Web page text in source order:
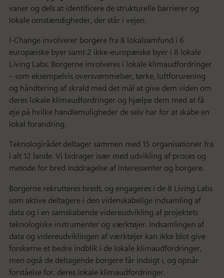
vaner og dels at identificere de strukturelle barrierer og
lokale omstændigheder, der står i vejen.
I-Change involverer borgere fra 8 lokalsamfund i 6
europæiske byer samt 2 ikke-europæiske byer i 8 lokale
Living Labs. Borgerne involveres i lokale klimaudfordringer
– som eksempelvis oversvømmelser, tørke, luftforurening
og håndtering af skrald med det mål at give dem viden om
deres lokale klimaudfordringer og hjælpe dem med at få
øje på hvilke handlemuligheder de selv har for at skabe en
lokal forandring.
Teknologirådet deltager sammen med 15 organisationer fra
i alt 12 lande. Vi bidrager især med udvikling af proces og
metode for bred inddragelse af interessenter og borgere.
Borgerne rekrutteres bredt, og engageres i de 8 Living Labs
som aktive deltagere i den videnskabelige indsamling af
data og i en samskabende videreudvikling af projektets
teknologiske instrumenter og værktøjer. Indsamlingen af
data og videreudviklingen af værktøjer kan ikke blot give
forskerne et bedre indblik i de lokale klimaudfordringer,
men også de deltagende borgere får indsigt i, og opnår
forståelse for, deres lokale klimaudfordringer.